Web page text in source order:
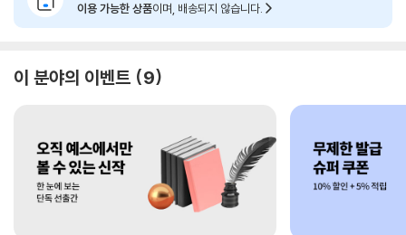
이용 가능한 상품이며, 배송되지 않습니다.
이 분야의 이벤트 9